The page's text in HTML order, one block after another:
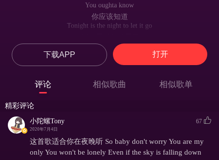
You oughta know
你应该知道
Tonight is the night to let it go
Put on a show
做做样子而已
I wanna see how you lose control
So leave it behind cause we
我们有一整晚的时间离开这里
所以 来吧 与我并肩飞翔
As we make our great escape
下载APP 打开
评论 相似歌曲 相似歌单
精彩评论
小陀螺Tony
2020年7月4日
67
这首歌适合你在夜晚听 So baby don't worry You are my
only You won't be lonely Even if the sky is falling down